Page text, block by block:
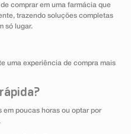
comprar em uma farmácia que
trazendo soluções completas
só lugar.
uma experiência de compra mais
em poucas horas ou optar por